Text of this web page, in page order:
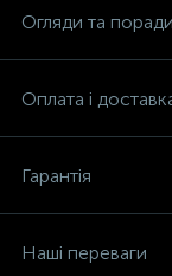
Огляди та поради
Оплата і
Гарантія
Наші переваги